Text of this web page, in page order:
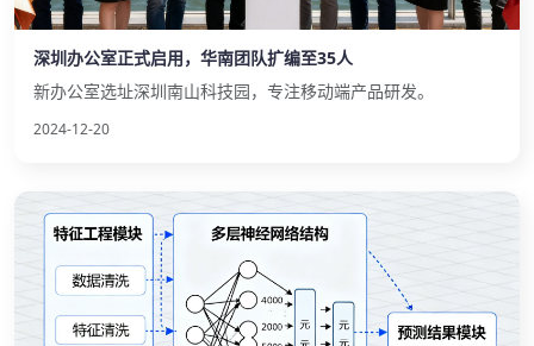
深圳办公室正式启用，华南团队扩编至35人
新办公室选址深圳南山科技园，专注移动端产品研发。
2024-12-20